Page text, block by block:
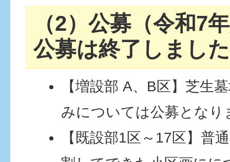
（2）公募（令和7
公募は終了しまし
【増設部 A、B区】芝生
みについては公募となり
【既設部1区～17区】普